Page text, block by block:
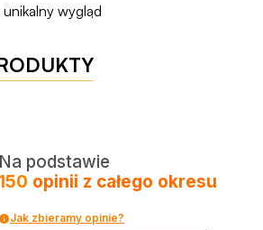
wygląd
Na podstawie
opinii z całego okresu
Jak zbieramy opinie?